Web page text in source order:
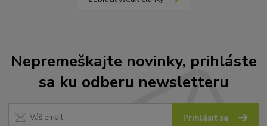
Nepremeškajte novinky, prihláste
sa ku odberu newsletteru
Prihlásiť sa